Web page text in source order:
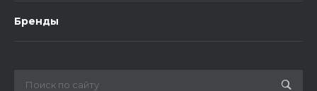
Бренды